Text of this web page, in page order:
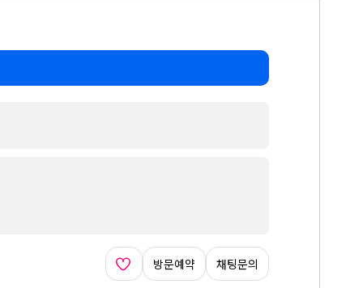
방문예약 채팅문의